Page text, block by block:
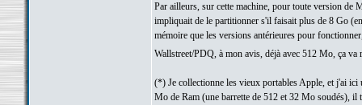
Par ailleurs, sur cette machine, pour toute version de
impliquait de le partitionner s'il faisait plus de 8 Go
mémoire que les versions antérieures pour
Wallstreet/PDQ, à mon avis, déjà avec 512 Mo, ça
(*) Je collectionne les vieux portables Apple, et j'ai
Mo de Ram (une barrette de 512 et 32 Mo soudés),